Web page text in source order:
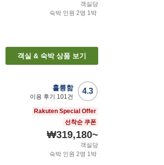
객실당
숙박 인원 2명 1박
객실 & 숙박 상품 보기
4.3
훌륭함
이용 후기 101건
Rakuten Special Offer
선착순 쿠폰
₩319,180~
객실당
숙박 인원 2명 1박